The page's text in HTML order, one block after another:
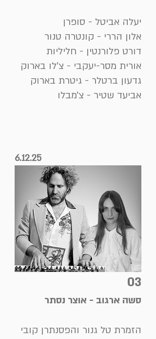
יעלה אביטל - סופרן
אלון הררי - קונטרה טנור
דורט פלורנטין - חליליות
אורית מסר-יעקבי - צ׳לו בארוק
גדעון ברטלר - גיטרת בארוק
אביעד שטיר - צ׳מבלו
6.12.25
03
סשה ארגוב - אוצר נסתר
הזמרת טל גנור והפסנתרן קובי